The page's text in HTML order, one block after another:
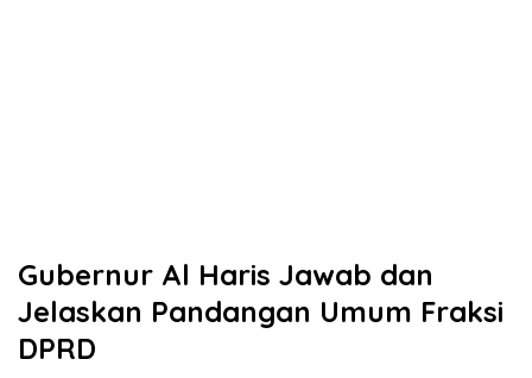
Gubernur Al Haris Jawab dan
Jelaskan Pandangan Umum Fraksi
DPRD